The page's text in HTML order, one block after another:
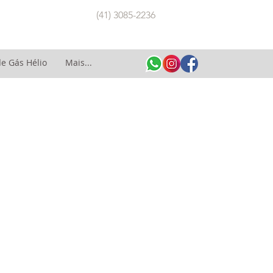
(41) 3085-2236
Gás Hélio Mais...